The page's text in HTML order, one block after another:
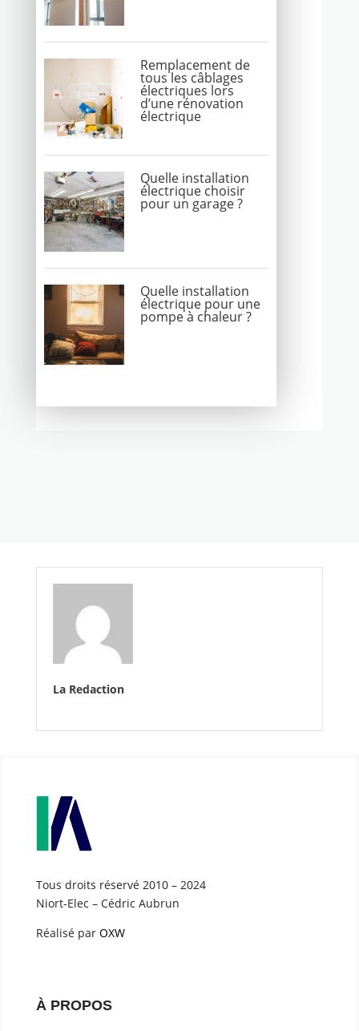
Remplacement de
tous les câblages
électriques lors
d’une rénovation
électrique
Quelle installation
électrique choisir
pour un garage ?
Quelle installation
électrique pour une
pompe à chaleur ?
La Redaction
Tous droits réservé 2010 – 2024
Niort-Elec – Cédric Aubrun
Réalisé par OXW
À PROPOS